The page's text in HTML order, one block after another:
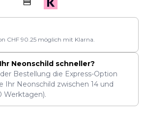
CHF 90.25 möglich mit Klarna.
Neonschild schneller?
Bestellung die Express-Option
Ihr Neonschild zwischen 14 und
Werktagen).